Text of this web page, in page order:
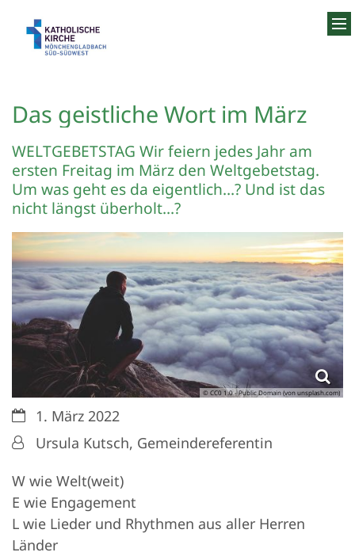
Das geistliche Wort im März
WELTGEBETSTAG Wir feiern jedes Jahr am
ersten Freitag im März den Weltgebetstag.
Um was geht es da eigentlich…? Und ist das
nicht längst überholt…?
© CC0 1.0 - Public Domain (von unsplash.com)
Datum:1. März 2022
Von:Ursula Kutsch, Gemeindereferentin
W wie Welt(weit)
E wie Engagement
L wie Lieder und Rhythmen aus aller Herren
Länder